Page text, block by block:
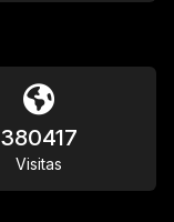
380417
Visitas